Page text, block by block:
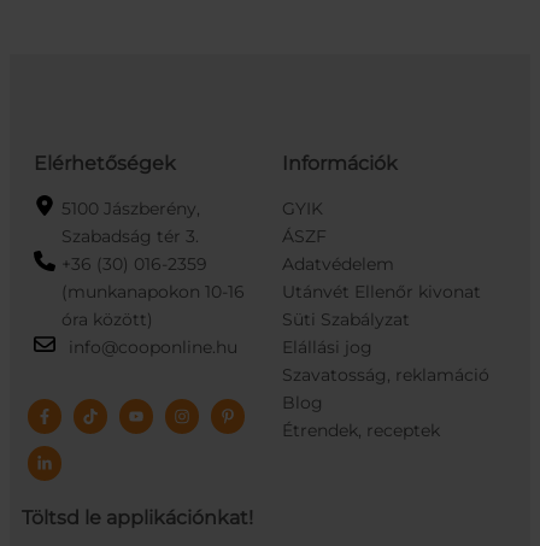
Elérhetőségek
5100 Jászberény,
Szabadság tér 3.
+36 (30) 016-2359
(munkanapokon 10-16
óra között)
info@cooponline.hu
Töltsd le applikációnkat!
Információk
GYIK
ÁSZF
Adatvédelem
Utánvét Ellenőr kivonat
Süti Szabályzat
Elállási jog
Szavatosság, reklamáció
Blog
Étrendek, receptek